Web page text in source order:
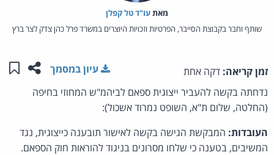
מאת‏עו"ד טל קפלן
שותף וחבר בקבוצת הסייבר, הפרטיות וזכויות היוצרים במשרד פרל כהן צדק לצר ברץ
זמן קריאה: דקה אחת שתפו
עיון במסמך
נדחתה בקשה להעביר ייצוגית ספאם לביהמ"ש המחוזי בחיפה
(החלטה, שלום ת"א, השופט נמרוד אשכול):
העובדות: המבקשת הגישה בקשה לאישור תובענה כייצוגית, נגד
המשיבים, בטענה כי שלחו מסרונים בניגוד להוראות חוק הספאם.